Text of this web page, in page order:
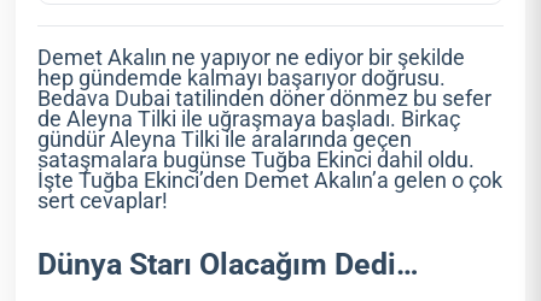
Demet Akalın ne yapıyor ne ediyor bir şekilde
hep gündemde kalmayı başarıyor doğrusu.
Bedava Dubai tatilinden döner dönmez bu sefer
de Aleyna Tilki ile uğraşmaya başladı. Birkaç
gündür Aleyna Tilki ile aralarında geçen
sataşmalara bugünse Tuğba Ekinci dahil oldu.
İşte Tuğba Ekinci’den Demet Akalın’a gelen o çok
sert cevaplar!
Dünya Starı Olacağım Dedi…